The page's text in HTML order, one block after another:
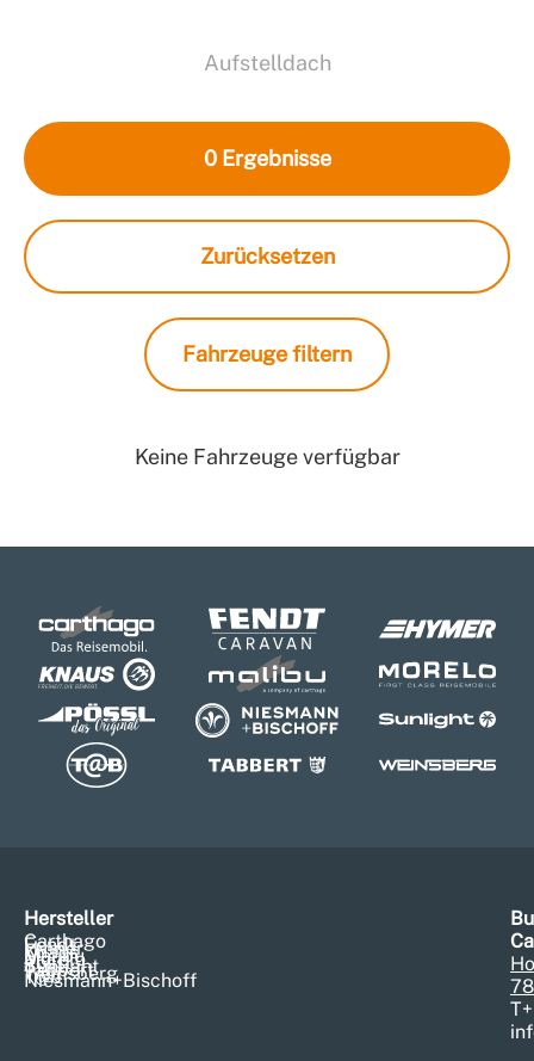
Aufstelldach
0 Ergebnisse
Zurücksetzen
Fahrzeuge filtern
Keine Fahrzeuge verfügbar
Hersteller
Carthago
Fendt
Hymer
Knaus
Malibu
Morelo
Pössl
Sunlight
Tabbert
Weinsberg
T@b
Niesmann+Bischoff
T